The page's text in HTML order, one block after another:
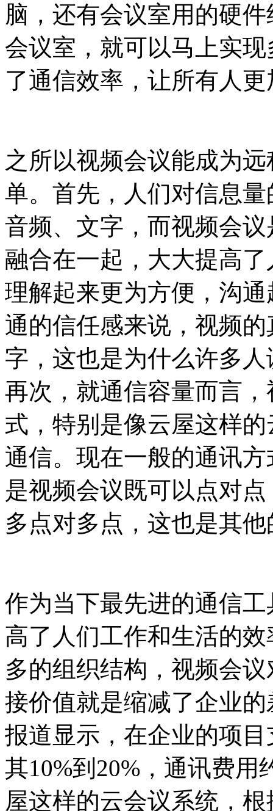
脑，还有会议室用的硬
会议室，就可以马上实
了通信效率，让所有人
之所以视频会议能成为
单。首先，人们对信息
音频、文字，而视频会
融合在一起，大大提高
理解起来更为方便，沟
通的信任感来说，视频
字，这也是为什么许多
再次，就通信容量而言
式，特别是像云屋这样
通信。现在一般的通讯
是视频会议既可以点对
多点对多点，这也是其
作为当下最先进的通信
高了人们工作和生活的
多的组织结构，视频会
接价值就是缩减了企业
报道显示，在企业的项
其10%到20%，通讯费用
屋这样的云会议系统，